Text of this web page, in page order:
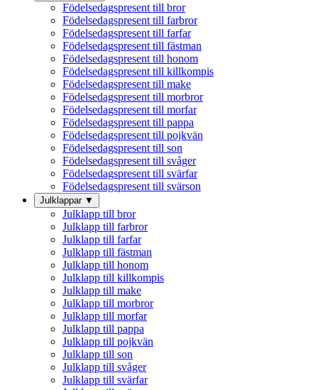
Födelsedagspresent till bror
Födelsedagspresent till farbror
Födelsedagspresent till farfar
Födelsedagspresent till fästman
Födelsedagspresent till honom
Födelsedagspresent till killkompis
Födelsedagspresent till make
Födelsedagspresent till morbror
Födelsedagspresent till morfar
Födelsedagspresent till pappa
Födelsedagspresent till pojkvän
Födelsedagspresent till son
Födelsedagspresent till svåger
Födelsedagspresent till svärfar
Födelsedagspresent till svärson
Julklappar ▼
Julklapp till bror
Julklapp till farbror
Julklapp till farfar
Julklapp till fästman
Julklapp till honom
Julklapp till killkompis
Julklapp till make
Julklapp till morbror
Julklapp till morfar
Julklapp till pappa
Julklapp till pojkvän
Julklapp till son
Julklapp till svåger
Julklapp till svärfar